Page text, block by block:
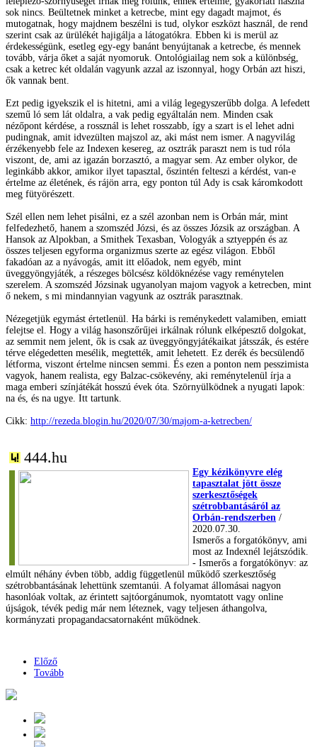
sok nincs. Beültetnek minket a ketrecbe, mint egy dagadt majmot, és
mutogatnak, hogy majdnem beszélni is tud, olykor eszközt használ, de rend
szerint csak az ürülékét hajigálja a látogatókra. Ebben ki is merül az
érdekességünk, esetleg egy-egy banánt benyújtanak a ketrecbe, és mennek
tovább, várja őket a saját nyomoruk. Ontológiailag nem sok a különbség,
csak a ketrec két oldalán vagyunk azzal az iszonnyal, hogy Orbán azt hiszi,
ők vannak bent.
Ezt pedig igyekszik el is hitetni, ami a világ legegyszerűbb dolga. A lefedett
szemű ló sem lát oldalra, a vak pedig egyáltalán nem. Minden csak
nézőpont kérdése, a rossznál is lehet rosszabb, így a szart is el lehet adni
pudingnak, amit idvezülten majszol az, aki mást nem ismer. A nagyvilág
érzékenyebb fele az Indexen kesereg, az osztrák paraszt nem is tud róla
viszont, de, ami az igazán borzasztó, a magyar sem. Az ember olykor, de
leginkább akkor, amikor ilyet tapasztal, őszintén felteszi a kérdést, van-e
értelme az életének, és rájön arra, egy ponton túl Ady is csak káromkodott
meg fütyörészett.
Szél ellen nem lehet pisálni, ez a szél azonban nem is Orbán már, mint
felfedezhető, hanem a szomszéd Józsi, és az összes Józsik az országban. A
Hansok az Alpokban, a Smithek Texasban, Vologyák a sztyeppén és az
összes teljesen egyforma organizmus szerte az egész világon. Ebből
fakadóan az a nyávogás, amit itt előadok, nem egyéb, mint
üveggyöngyjáték, a részeges bölcsész köldöknézése vagy reménytelen
szerelem. A szomszéd Józsinak ugyanolyan majom vagyok a ketrecben, mint
ő nekem, s mi mindannyian vagyunk az osztrák parasztnak.
Nézegetjük egymást értetlenül. Ha bárki is reménykedett valamiben, emiatt
felejtse el. Hogy a világ hasonszőrűjei irkálnak rólunk elképesztő dolgokat,
az semmit nem jelent, ők is csak az üveggyöngyjátékaikat játsszák, és estére
térve elégedetten mesélik, megtették, amit lehetett. Ez derék és becsülendő
létforma, viszont értelme nincsen semmi. És ezen a ponton nem pesszimista
vagyok, hanem realista, egy Balzac-csökevény, aki reménytelenül írja a
maga emberi színjátékát hosszú évek óta. Szörnyülködnek a nyugati lapok:
na és, és na ugye. Itt tartunk.
Cikk: http://rezeda.blogin.hu/2020/07/30/majom-a-ketrecben/
444.hu
Egy kézikönyvre elég
tapasztalat jött össze
szerkesztőségek
szétrobbantásáról az
Orbán-rendszerben /
2020.07.30.
Ismerős a forgatókönyv, ami
most az Indexnél lejátszódik.
- Ismerős a forgatókönyv: az
elmúlt néhány évben több, addig függetlenül működő szerkesztőség
szétrobbantásának lehettünk szemtanúi. A folyamat állomásai nagyon
hasonlóak voltak, az érintett sajtóorgánumok, nyomtatott vagy online
újságok, tévék pedig már nem léteznek, vagy teljesen áthangolva,
kormányzati propagandacsatornaként működnek.
Előző
Tovább